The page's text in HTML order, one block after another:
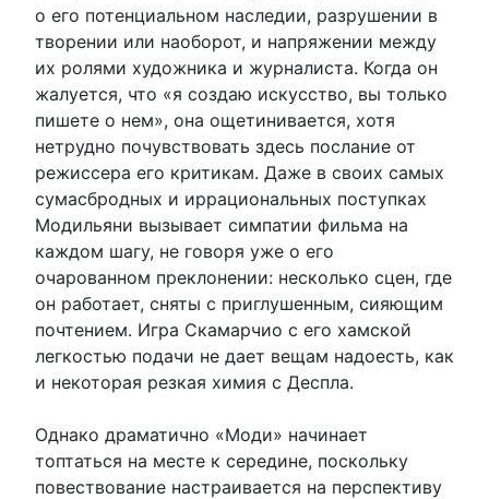
о его потенциальном наследии, разрушении в
творении или наоборот, и напряжении между
их ролями художника и журналиста. Когда он
жалуется, что «я создаю искусство, вы только
пишете о нем», она ощетинивается, хотя
нетрудно почувствовать здесь послание от
режиссера его критикам. Даже в своих самых
сумасбродных и иррациональных поступках
Модильяни вызывает симпатии фильма на
каждом шагу, не говоря уже о его
очарованном преклонении: несколько сцен, где
он работает, сняты с приглушенным, сияющим
почтением. Игра Скамарчио с его хамской
легкостью подачи не дает вещам надоесть, как
и некоторая резкая химия с Деспла.
Однако драматично «Моди» начинает
топтаться на месте к середине, поскольку
повествование настраивается на перспективу